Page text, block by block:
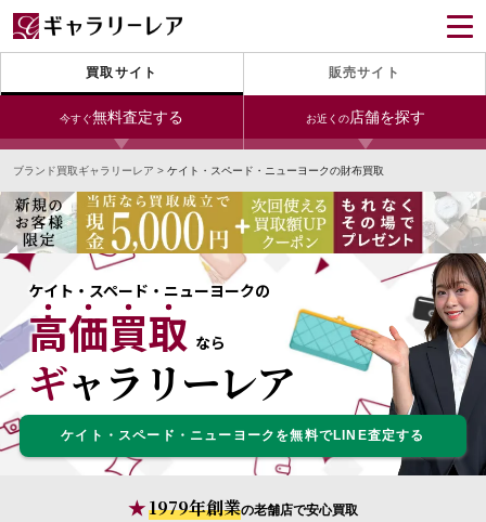
買取サイト 販売サイト
今すぐ無料査定する お近くの店舗を探す
今すぐLINE査定
24時間受付（対応時間10:00～19:00）
宅配買取を申し込む
無料の宅配キットをお届けします
今すぐ電話査定
受付時間 10:00～19:00
宅配買取を申し込む
無料の宅配キットをお届けします
ブランド買取ギャラリーレア > ケイト・スペード・ニューヨークの財布買取
ケイト・スペード・ニューヨークの
高価買取 なら
ギャラリーレア
ケイト・スペード・ニューヨークを無料でLINE査定する
1979年創業の老舗店で安心買取